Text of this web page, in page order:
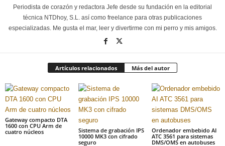
Periodista de corazón y redactora Jefe desde su fundación en la editorial
técnica NTDhoy, S.L. así como freelance para otras publicaciones
especializadas. Me gusta el mar, leer y divertirme con mi perro y mis amigos.
Artículos relacionados Más del autor
Gateway compacto DTA
1600 con CPU Arm de
cuatro núcleos
Sistema de grabación IPS
10000 MK3 con cifrado
seguro
Ordenador embebido AI
ATC 3561 para sistemas
DMS/OMS en autobuses